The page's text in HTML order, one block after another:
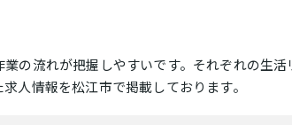
の流れが把握しやすいです。それぞれの生
人情報を松江市で掲載しております。